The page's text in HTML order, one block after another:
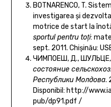
BOTNARENCO, T.
investigarea şi
motrice de start la
sportul pentru toţi:
sept. 2011. Chişinău:
ЧИМПОЕШ, Д., ШУЛЬЦЕ,
состояние
Республики Молдова.
Disponibil: http://
pub/dp91.pdf /